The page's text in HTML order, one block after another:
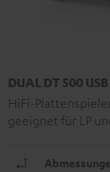
DUAL DT 500 USB
HiFi-
geeignet für LP